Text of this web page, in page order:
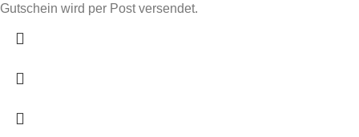
Gutschein wird per Post versendet.